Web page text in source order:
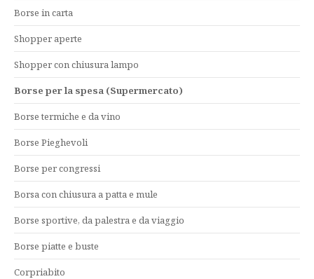
Borse in carta
Shopper aperte
Shopper con chiusura lampo
Borse per la spesa (Supermercato)
Borse termiche e da vino
Borse Pieghevoli
Borse per congressi
Borsa con chiusura a patta e mule
Borse sportive, da palestra e da viaggio
Borse piatte e buste
Corpriabito